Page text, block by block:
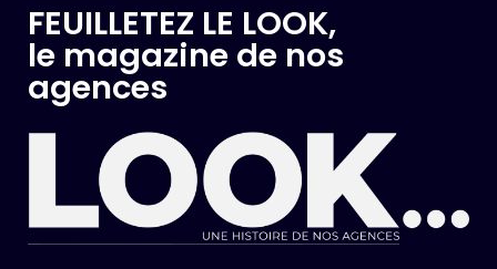
FEUILLETEZ LE LOOK,
le magazine de nos
agences